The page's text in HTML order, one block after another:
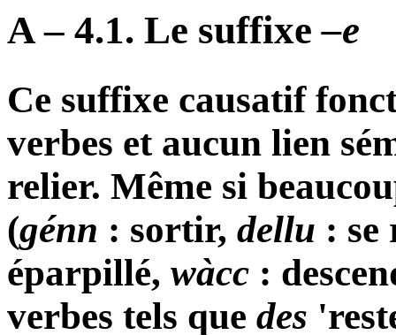
A – 4.1. Le suffixe–e
Ce suffixe causatif
verbes et aucun lien
relier. Même si
(génn : sortir, dellu :
éparpillé, wàcc :
verbes tels que des